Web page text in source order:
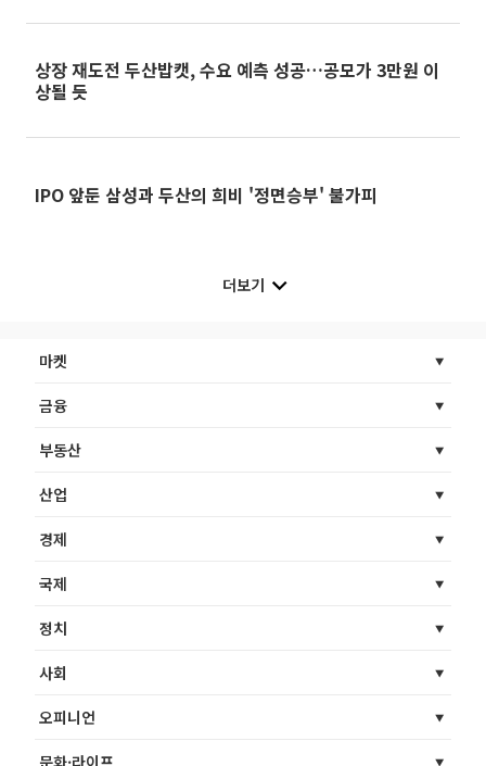
상장 재도전 두산밥캣, 수요 예측 성공…공모가 3만원 이
상될 듯
IPO 앞둔 삼성과 두산의 희비 '정면승부' 불가피
더보기
마켓
금융
부동산
산업
경제
국제
정치
사회
오피니언
문화·라이프